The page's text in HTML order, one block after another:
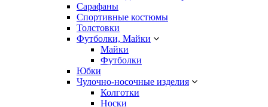
Сарафаны
Спортивные костюмы
Толстовки
Футболки, Майки
Майки
Футболки
Юбки
Чулочно-носочные изделия
Колготки
Носки